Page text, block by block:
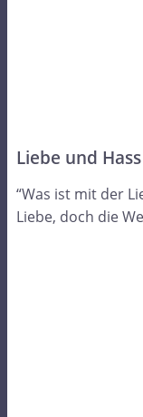
Liebe und
“Was ist mit der
Liebe, doch die